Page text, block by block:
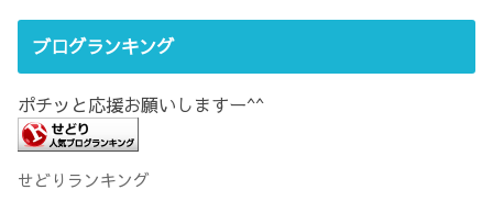
ブログランキング
ポチッと応援お願いしますー^^
せどりランキング